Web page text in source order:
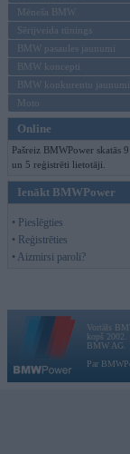
Mēneša BMW
Sērijveida tūnings
BMW pasaules jaunumi
BMW koncepti
BMW konkurentu jaunumi
Moto
Online
Pašreiz BMWPower skatās
un 5 reģistrēti lietotāji.
Ienākt BMWPower
• Pieslēgties
• Reģistrēties
• Aizmirsi paroli?
Vortāls
kopš 2002.
BMW AG.
Par